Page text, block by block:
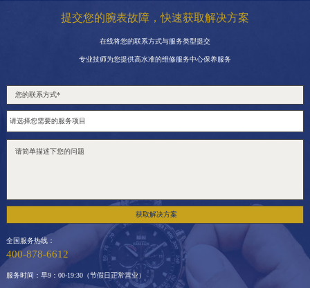
提交您的腕表故障，快速获取解决方案
在线将您的联系方式与服务类型提交
专业技师为您提供高水准的维修服务中心保养服务
获取解决方案
全国服务热线：
400-878-6612
服务时间：早9：00-19:30（节假日正常营业）